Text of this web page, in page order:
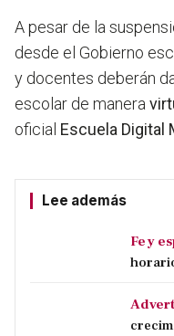
A pesar de la
desde el Gobierno
y docentes deberán
escolar de manera
oficial Escuela Digital
Lee además
Fe y